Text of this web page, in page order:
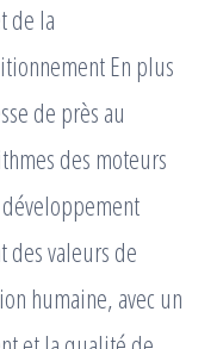
de la
En plus
de près au
des moteurs
des valeurs de
humaine, avec un